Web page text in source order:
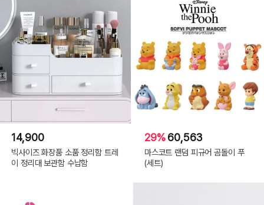
14,900
빅사이즈 화장품 소품 정리함 트레
이 정리대 보관함 수납함
29%60,563
마스코트 랜덤 피규어 곰돌이 푸
(세트)